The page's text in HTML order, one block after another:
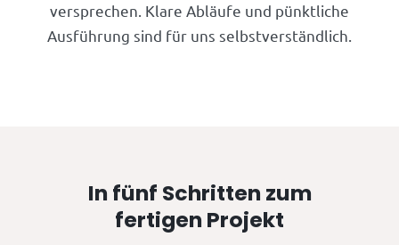
versprechen. Klare Abläufe und pünktliche
Ausführung sind für uns selbstverständlich.
In fünf Schritten zum
fertigen Projekt